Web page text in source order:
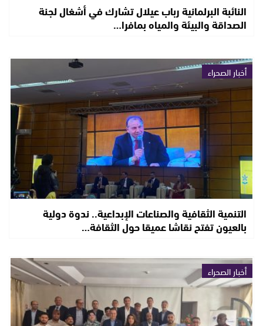
النائبة البرلمانية رباب عيلال تشارك في أشغال لجنة
الصداقة والبيئة والمياه بمافرا…
أخبار الصحراء
التنمية الثقافية والصناعات الإبداعية.. ندوة دولية
بالعيون تفتح نقاشا عميقا حول الثقافة…
أخبار الصحراء